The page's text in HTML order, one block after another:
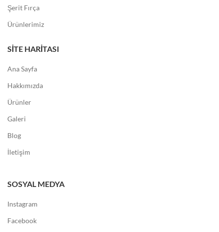
Şerit Fırça
Ürünlerimiz
SITE HARITASI
Ana Sayfa
Hakkımızda
Ürünler
Galeri
Blog
İletişim
SOSYAL MEDYA
Instagram
Facebook